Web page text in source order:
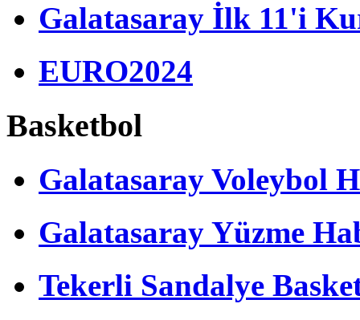
Galatasaray İlk 11'i
EURO2024
Basketbol
Galatasaray Voleybol
Galatasaray Yüzme
Tekerli Sandalye